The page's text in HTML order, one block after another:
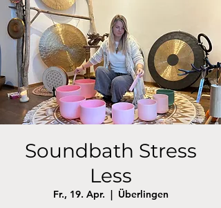
Soundbath Stress
Less
Fr., 19. Apr.
  |
Überlingen